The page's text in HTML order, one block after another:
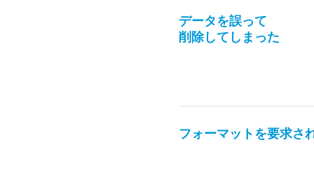
データを誤って
削除してしまった
フォーマットを要求さ